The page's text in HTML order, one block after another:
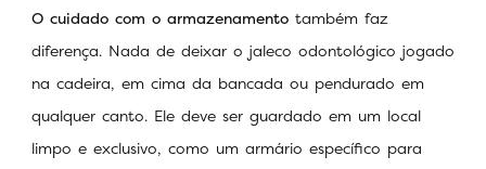
O cuidado com o armazenamento também faz
diferença. Nada de deixar o jaleco odontológico jogado
na cadeira, em cima da bancada ou pendurado em
qualquer canto. Ele deve ser guardado em um local
limpo e exclusivo, como um armário específico para